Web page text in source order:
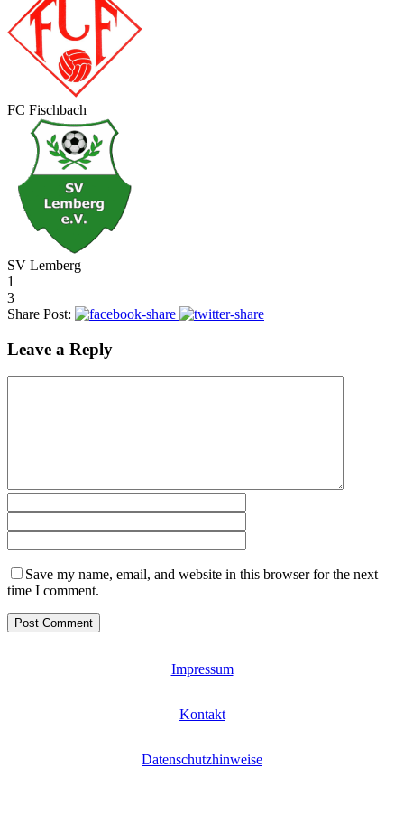
FC Fischbach
SV Lemberg
1
3
Share Post:
Leave a Reply
Save my name, email, and website in this browser for the next
time I comment.
Impressum
Kontakt
Datenschutzhinweise